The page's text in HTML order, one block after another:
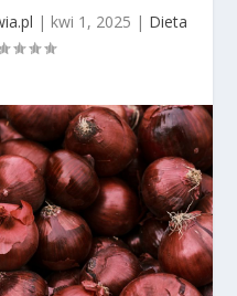
| kwi 1, 2025 | Dieta